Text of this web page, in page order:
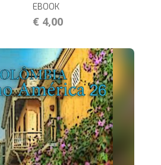
EBOOK
€ 4,00